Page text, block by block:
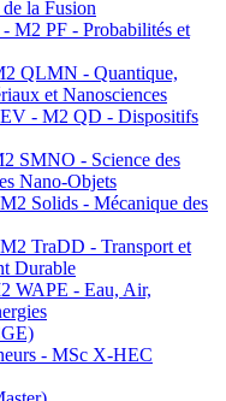
de la Fusion
M2 PF - Probabilités et
QLMN - Quantique,
et Nanosciences
- M2 QD - Dispositifs
SMNO - Science des
Nano-Objets
Solids - Mécanique des
TraDD - Transport et
Durable
WAPE - Eau, Air,
- MSc X-HEC